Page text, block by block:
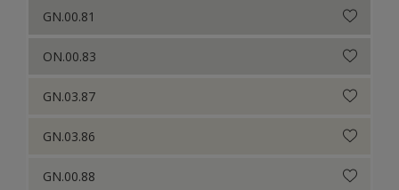
GN.00.81
ON.00.83
GN.03.87
GN.03.86
GN.00.88